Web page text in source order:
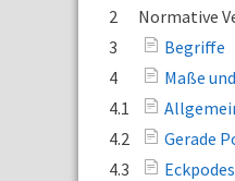
2
Normative
3
Begriffe
4
Maße
4.1
4.2
Gerade
4.3